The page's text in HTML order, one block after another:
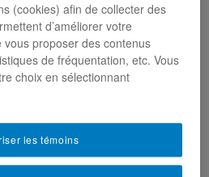
limite pour soumettre une
12 décembre 2025
de la liberté
controverses,
et transgressions
(cookies) afin de collecter des
d’améliorer votre
proposer des contenus
de fréquentation, etc. Vous
choix en sélectionnant
les témoins